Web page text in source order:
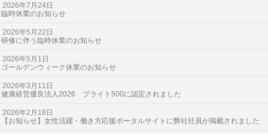
保険のQ＆A
お問い合わせ・資料請求
2026年7月24日
臨時休業のお知らせ
2026年5月22日
研修に伴う臨時休業のお知らせ
2026年5月1日
ゴールデンウィーク休業のお知らせ
2026年3月11日
健康経営優良法人2026 ブライト500に認定されました
2026年2月18日
【お知らせ】女性活躍・働き方応援ポータルサイトに弊社社員が掲載されました